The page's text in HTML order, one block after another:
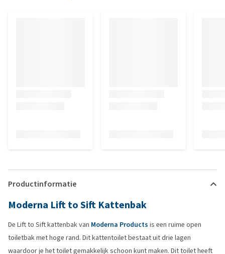
Productinformatie
Moderna Lift to Sift Kattenbak
De Lift to Sift kattenbak van Moderna Products is een ruime open
toiletbak met hoge rand. Dit kattentoilet bestaat uit drie lagen
waardoor je het toilet gemakkelijk schoon kunt maken. Dit toilet heeft